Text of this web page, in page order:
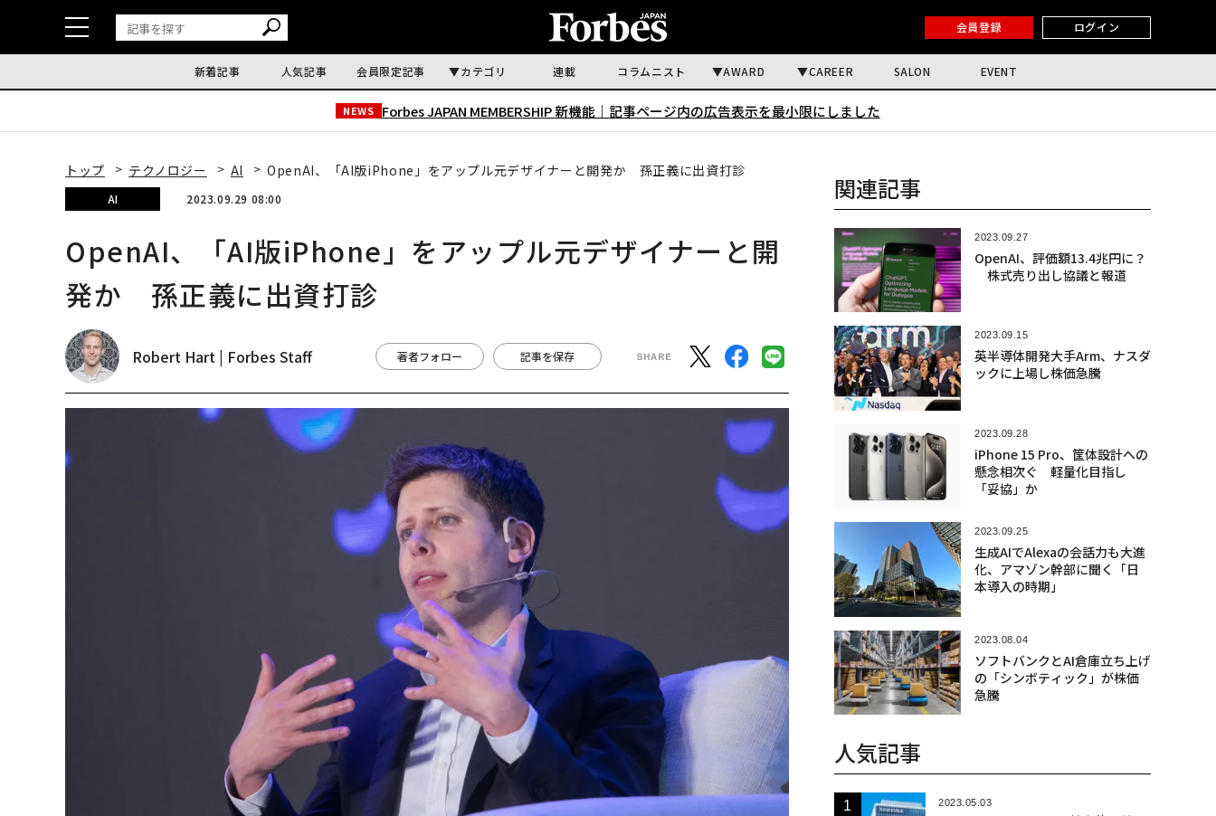
会員登録 ログイン
新着記事 人気記事 会員限定記事 カテゴリ 連載 コラムニスト AWARD CAREER SALON EVENT
NEWS Forbes JAPAN MEMBERSHIP 新機能｜ 記事ページ内の広告表示を最小限にしました
トップ テクノロジー AI OpenAI、「AI版iPhone」をアップル元デザイナーと開発か 孫正義に出資打診
AI 2023.09.29 08:00
OpenAI、「AI版iPhone」をアップル元デザイナーと開
発か 孫正義に出資打診
Robert Hart | Forbes Staff 著者フォロー 記事を保存
関連記事
2023.09.27
OpenAI、評価額13.4兆円に？
株式売り出し協議と報道
2023.09.15
英半導体開発大手Arm、ナスダ
ックに上場し株価急騰
2023.09.28
iPhone 15 Pro、筐体設計への
懸念相次ぐ 軽量化目指し
「妥協」か
2023.09.25
生成AIでAlexaの会話力も大進
化、アマゾン幹部に聞く「日
本導入の時期」
2023.08.04
ソフトバンクとAI倉庫立ち上げ
の「シンボティック」が株価
急騰
人気記事
2023.05.03